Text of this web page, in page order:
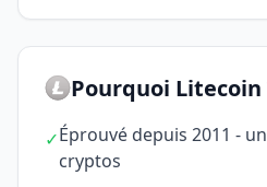
Pourquoi Litecoin
✓Éprouvé depuis 2011 -
cryptos